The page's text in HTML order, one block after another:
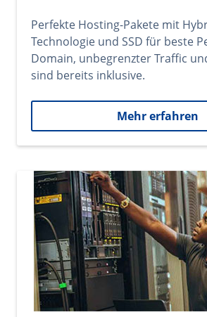
Perfekte Hosting-Pakete mit
Technologie und SSD für beste
Domain, unbegrenzter Traffic
sind bereits inklusive.
Mehr erfahren